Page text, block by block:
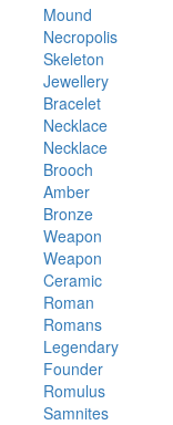
Mound
Necropolis
Skeleton
Jewellery
Bracelet
Necklace
Necklace
Brooch
Amber
Bronze
Weapon
Weapon
Ceramic
Roman
Romans
Legendary
Founder
Romulus
Samnites